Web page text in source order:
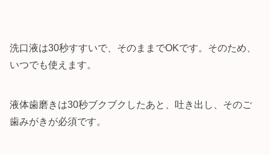
洗口液は30秒すすいで、そのままでOKです。そのため、
いつでも使えます。
液体歯磨きは30秒ブクブクしたあと、吐き出し、そのご
歯みがきが必須です。